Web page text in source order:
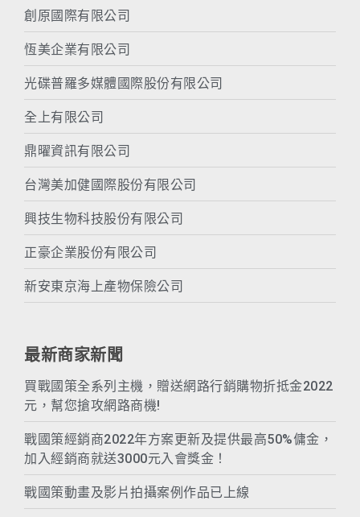
創原國際有限公司
恆美企業有限公司
光碟普羅多媒體國際股份有限公司
全上有限公司
鼎曜資訊有限公司
台灣美加健國際股份有限公司
興技生物科技股份有限公司
正豪企業股份有限公司
新安東京海上產物保險公司
最新商家新聞
買戰國策全系列主機，贈送網路行銷購物折抵金2022
元，幫您搶攻網路商機!
戰國策經銷商2022年方案更新及提供最高50%傭金，
加入經銷商就送3000元入會獎金！
戰國策動畫及影片拍攝案例作品已上線